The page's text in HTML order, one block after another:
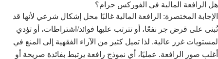
هل الرافعة المالية في الفوركس حرام؟
الإجابة المختصرة: الرافعة المالية غالبًا محل إشكال شرعي لأنها قد
تُبنى على قرض جر نفعًا، أو تترتب عليها فوائد/اشتراطات، أو تؤدي
لمستويات غرر عالية. لذا تميل كثير من الآراء الفقهية إلى المنع في
أغلب صور الرافعة. عمليًا، أي نموذج رافعة يرتبط بفائدة صريحة أو